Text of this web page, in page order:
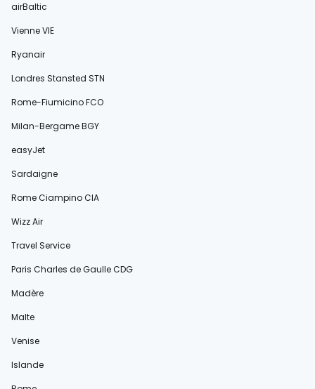
airBaltic
Vienne VIE
Ryanair
Londres Stansted STN
Rome-Fiumicino FCO
Milan-Bergame BGY
easyJet
Sardaigne
Rome Ciampino CIA
Wizz Air
Travel Service
Paris Charles de Gaulle CDG
Madère
Malte
Venise
Islande